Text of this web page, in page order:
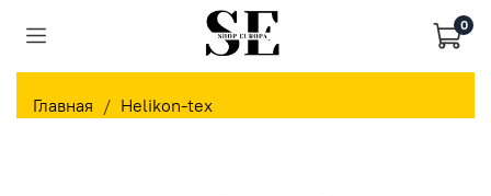
0
Главная Helikon-tex